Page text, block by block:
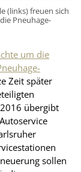
(links) freuen sich
Pneuhage-
um die
Zeit später
übergibt
sollen